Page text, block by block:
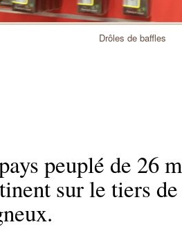
Drôles de baffles
peuplé de 26
sur le tiers